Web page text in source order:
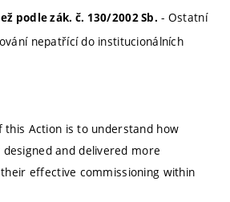
podle zák. č. 130/2002 Sb. - Ostatní
nepatřící do institucionálních
this Action is to understand how
and delivered more
effective commissioning within